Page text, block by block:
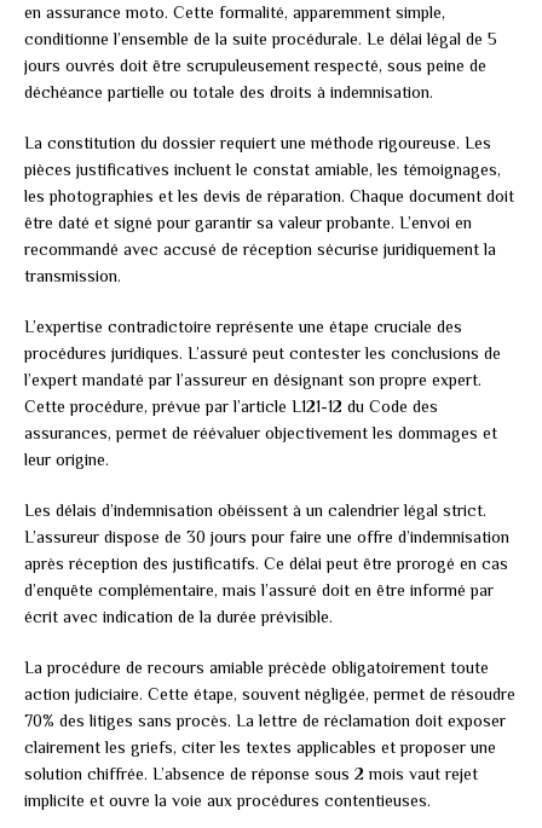
en assurance moto. Cette formalité, apparemment simple,
conditionne l’ensemble de la suite procédurale. Le délai légal de 5
jours ouvrés doit être scrupuleusement respecté, sous peine de
déchéance partielle ou totale des droits à indemnisation.
La constitution du dossier requiert une méthode rigoureuse. Les
pièces justificatives incluent le constat amiable, les témoignages,
les photographies et les devis de réparation. Chaque document doit
être daté et signé pour garantir sa valeur probante. L’envoi en
recommandé avec accusé de réception sécurise juridiquement la
transmission.
L’expertise contradictoire représente une étape cruciale des
procédures juridiques. L’assuré peut contester les conclusions de
l’expert mandaté par l’assureur en désignant son propre expert.
Cette procédure, prévue par l’article L121-12 du Code des
assurances, permet de réévaluer objectivement les dommages et
leur origine.
Les délais d’indemnisation obéissent à un calendrier légal strict.
L’assureur dispose de 30 jours pour faire une offre d’indemnisation
après réception des justificatifs. Ce délai peut être prorogé en cas
d’enquête complémentaire, mais l’assuré doit en être informé par
écrit avec indication de la durée prévisible.
La procédure de recours amiable précède obligatoirement toute
action judiciaire. Cette étape, souvent négligée, permet de résoudre
70% des litiges sans procès. La lettre de réclamation doit exposer
clairement les griefs, citer les textes applicables et proposer une
solution chiffrée. L’absence de réponse sous 2 mois vaut rejet
implicite et ouvre la voie aux procédures contentieuses.